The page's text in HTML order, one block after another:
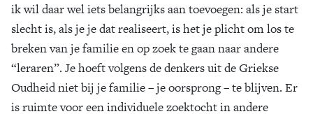
ik wil daar wel iets belangrijks aan toevoegen: als je start
slecht is, als je je dat realiseert, is het je plicht om los te
breken van je familie en op zoek te gaan naar andere
“leraren”. Je hoeft volgens de denkers uit de Griekse
Oudheid niet bij je familie – je oorsprong – te blijven. Er
is ruimte voor een individuele zoektocht in andere